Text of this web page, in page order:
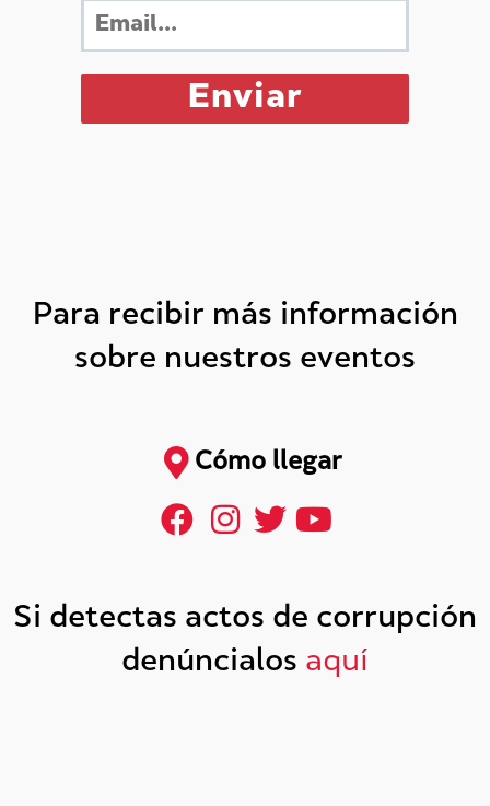
Para recibir más información
sobre nuestros eventos
Cómo llegar
Si detectas actos de corrupción
denúncialos aquí